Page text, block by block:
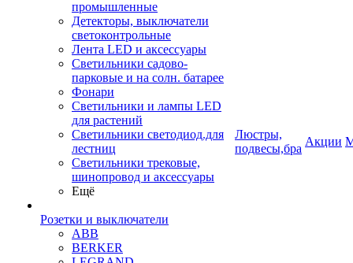
промышленные
Детекторы, выключатели
светоконтрольные
Лента LED и аксессуары
Светильники садово-
парковые и на солн. батарее
Фонари
Светильники и лампы LED
для растений
Светильники светодиод.для
лестниц
Светильники трековые,
шинопровод и аксессуары
Ещё
Розетки и выключатели
ABB
BERKER
Люстры,
подвесы,бра
Акции